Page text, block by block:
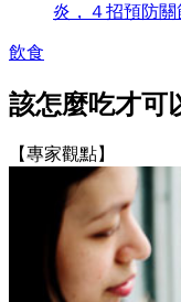
炎，４招預防關
飲食
該怎麼吃才可
【專家觀點】